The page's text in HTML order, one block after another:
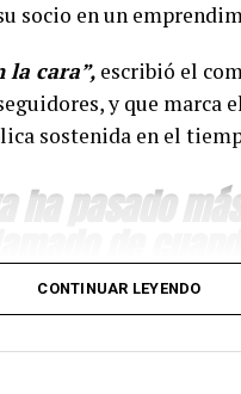
socio en un
la cara”, escribió el
y que marca
sostenida en el
ha pasado
yo con tanto
CONTINUAR LEYENDO